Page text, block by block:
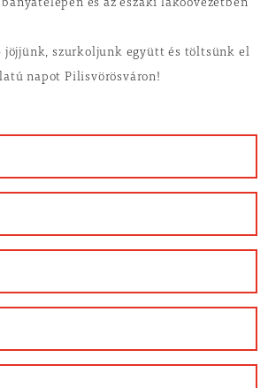
és az északi lakóövezetben
jöjjünk, szurkoljunk együtt és töltsünk el
napot Pilisvörösváron!